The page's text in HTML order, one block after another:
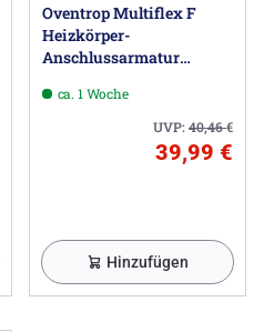
Oventrop Multiflex F
Heizkörper-
Anschlussarmatur
ca. 1 Woche
UVP:40,46€
39,99 €
Hinzufügen